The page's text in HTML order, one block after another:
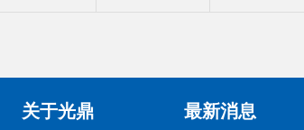
关于光鼎 最新消息